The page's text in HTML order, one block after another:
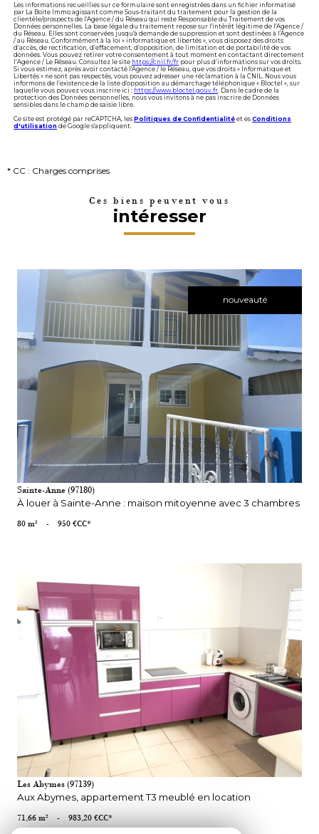
Les informations recueillies sur ce formulaire sont enregistrées dans un fichier informatisé
par La Boite Immo agissant comme Sous-traitant du traitement pour la gestion de la
clientèle/prospects de l'Agence / du Réseau qui reste Responsable du Traitement de vos
Données personnelles. La base légale du traitement repose sur l'intérêt légitime de l'Agence /
du Réseau. Elles sont conservées jusqu'à demande de suppression et sont destinées à l'Agence
/ au Réseau. Conformément à la loi « informatique et libertés », vous disposez des droits
d’accès, de rectification, d’effacement, d’opposition, de limitation et de portabilité de vos
données. Vous pouvez retirer votre consentement à tout moment en contactant directement
l’Agence / Le Réseau. Consultez le site https://cnil.fr/fr pour plus d’informations sur vos droits.
Si vous estimez, après avoir contacté l'Agence / le Réseau, que vos droits « Informatique et
Libertés » ne sont pas respectés, vous pouvez adresser une réclamation à la CNIL. Nous vous
informons de l’existence de la liste d'opposition au démarchage téléphonique « Bloctel », sur
laquelle vous pouvez vous inscrire ici : https://www.bloctel.gouv.fr . Dans le cadre de la
protection des Données personnelles, nous vous invitons à ne pas inscrire de Données
sensibles dans le champ de saisie libre.
Ce site est protégé par reCAPTCHA, les Politiques de Confidentialité et es Conditions
d'utilisation de Google s'appliquent.
* CC : Charges comprises
Ces biens peuvent vous
intéresser
nouveauté
VOIR LE BIEN
Sainte-Anne (97180)
À louer à Sainte-Anne : maison mitoyenne avec 3 chambres
80 m² - 950 €CC*
VOIR LE BIEN
Les Abymes (97139)
Aux Abymes, appartement T3 meublé en location
71,66 m² - 983,20 €CC*